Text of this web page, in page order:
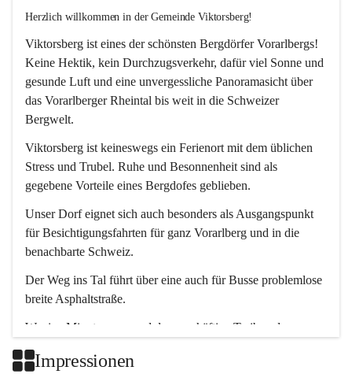
Herzlich willkommen in der Gemeinde Viktorsberg!
Viktorsberg ist eines der schönsten Bergdörfer Vorarlbergs!
Keine Hektik, kein Durchzugsverkehr, dafür viel Sonne und
gesunde Luft und eine unvergessliche Panoramasicht über
das Vorarlberger Rheintal bis weit in die Schweizer
Bergwelt.
Viktorsberg ist keineswegs ein Ferienort mit dem üblichen
Stress und Trubel. Ruhe und Besonnenheit sind als
gegebene Vorteile eines Bergdofes geblieben.
Unser Dorf eignet sich auch besonders als Ausgangspunkt
für Besichtigungsfahrten für ganz Vorarlberg und in die
benachbarte Schweiz.
Der Weg ins Tal führt über eine auch für Busse problemlose
breite Asphaltstraße.
Wenige Minuten nur, und das geschäftige Treiben der
Impressionen